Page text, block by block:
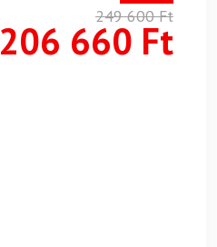
249 600Ft
206 660 Ft